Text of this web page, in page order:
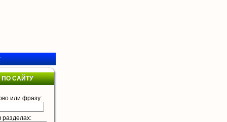
САЙТУ
или фразу:
разделах: